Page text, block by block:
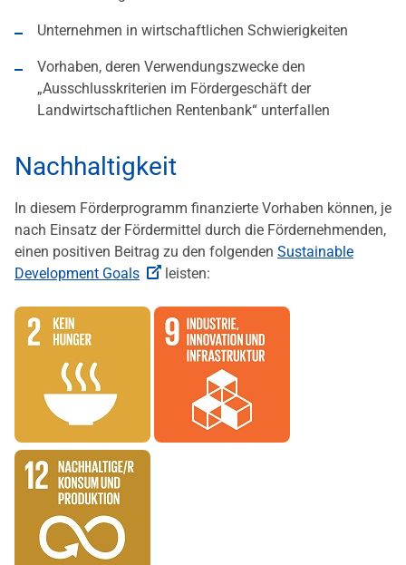
Unternehmen in wirtschaftlichen Schwierigkeiten
Vorhaben, deren Verwendungszwecke den
„Ausschlusskriterien im Fördergeschäft der
Landwirtschaftlichen Rentenbank“ unterfallen
Nachhaltigkeit
In diesem Förderprogramm finanzierte Vorhaben können, je
nach Einsatz der Fördermittel durch die Fördernehmenden,
einen positiven Beitrag zu den folgenden Sustainable
Development Goals
leisten: